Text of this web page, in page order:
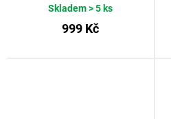
Skladem> 5 ks
999 Kč